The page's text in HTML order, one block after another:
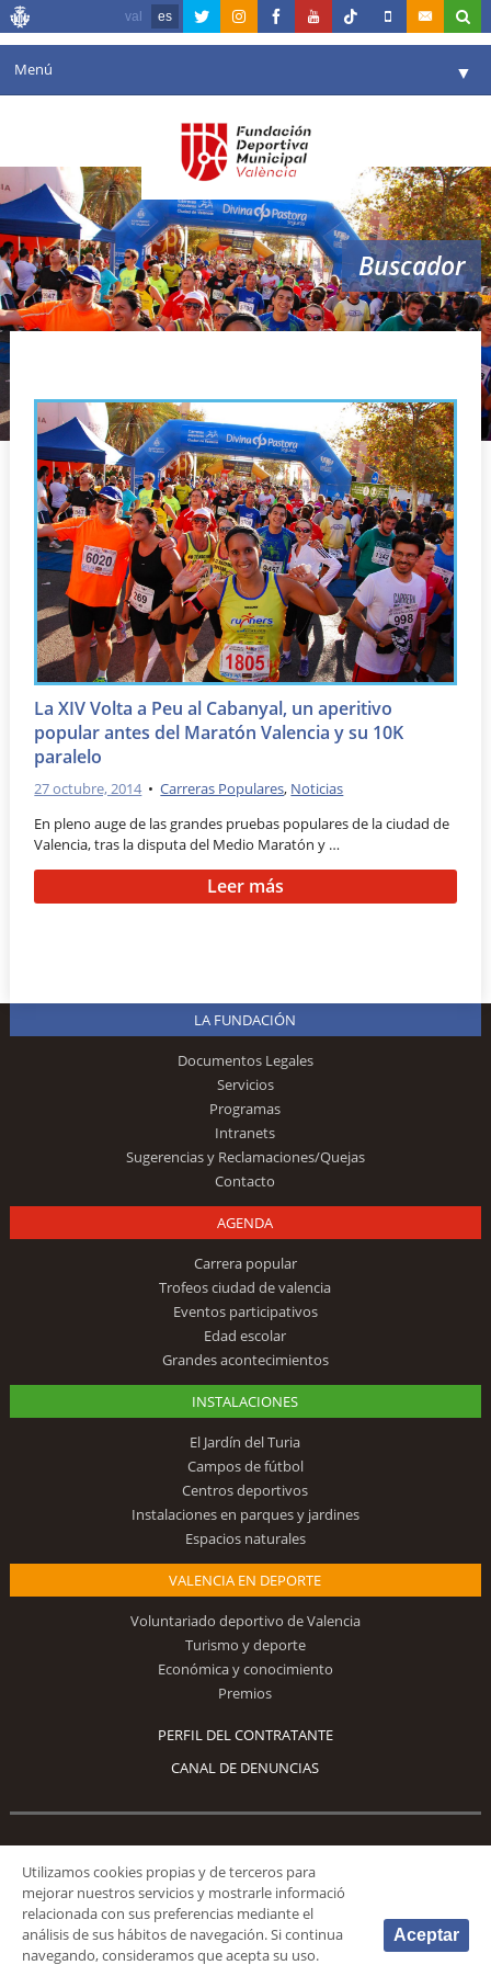
val es
Menú ▼
Agenda
Instalaciones ▼
Comunicación ▼
Valencia en deporte ▼
Buscador
volta a peu cabanyal
La XIV Volta a Peu al Cabanyal, un aperitivo
popular antes del Maratón Valencia y su 10K
paralelo
27 octubre, 2014 •Carreras Populares, Noticias
En pleno auge de las grandes pruebas populares de la ciudad de
Valencia, tras la disputa del Medio Maratón y …
Leer más
LA FUNDACIÓN
Documentos Legales
Servicios
Programas
Intranets
Sugerencias y Reclamaciones/Quejas
Contacto
AGENDA
Carrera popular
Trofeos ciudad de valencia
Eventos participativos
Edad escolar
Grandes acontecimientos
INSTALACIONES
El Jardín del Turia
Campos de fútbol
Centros deportivos
Instalaciones en parques y jardines
Espacios naturales
VALENCIA EN DEPORTE
Voluntariado deportivo de Valencia
Turismo y deporte
Económica y conocimiento
Premios
PERFIL DEL CONTRATANTE
CANAL DE DENUNCIAS
Utilizamos cookies propias y de terceros para
mejorar nuestros servicios y mostrarle informació
relacionada con sus preferencias mediante el
análisis de sus hábitos de navegación. Si continua
navegando, consideramos que acepta su uso.
Aceptar